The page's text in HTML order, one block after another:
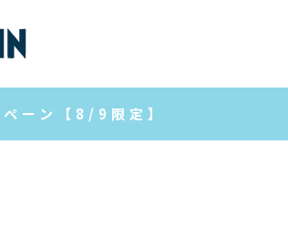
ーン【8/9限定】